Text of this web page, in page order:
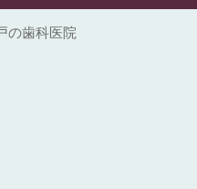
の歯科医院